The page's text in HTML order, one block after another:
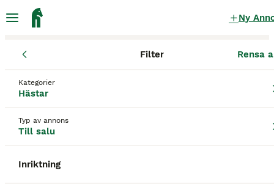
Ny
Filter Rensa
Kategorier
Hästar
Typ av annons
Till salu
Inriktning
Hästar till salu
Spara sökning